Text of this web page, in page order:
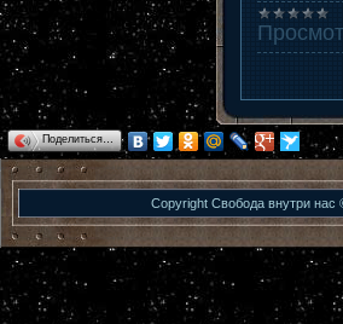
Поделиться…
Copyright Свобода внутри нас